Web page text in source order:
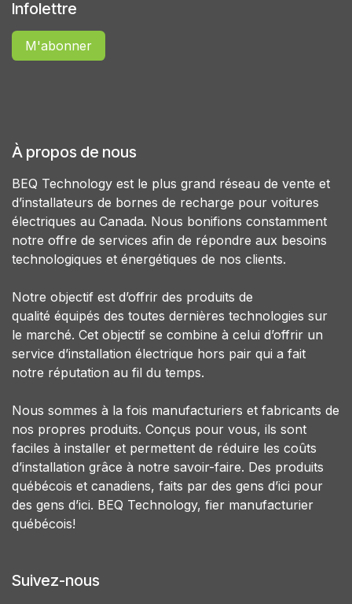
Infolettre
M'abonner
À propos de nous
BEQ Technology est le plus grand réseau de vente et
d’installateurs de bornes de recharge pour voitures
électriques au Canada. Nous bonifions constamment
notre offre de services afin de répondre aux besoins
technologiques et énergétiques de nos clients.
Notre objectif est d’offrir des produits de
qualité équipés des toutes dernières technologies sur
le marché. Cet objectif se combine à celui d’offrir un
service d’installation électrique hors pair qui a fait
notre réputation au fil du temps.
Nous sommes à la fois manufacturiers et fabricants de
nos propres produits. Conçus pour vous, ils sont
faciles à installer et permettent de réduire les coûts
d’installation grâce à notre savoir-faire. Des produits
québécois et canadiens, faits par des gens d’ici pour
des gens d’ici. BEQ Technology, fier manufacturier
québécois!
Suivez-nous